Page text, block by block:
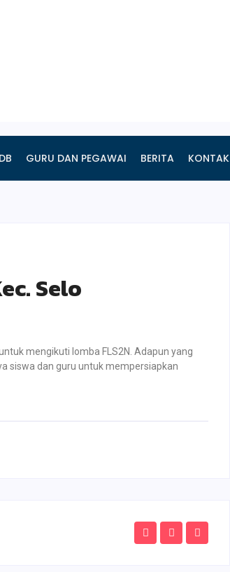
GURU DAN PEGAWAI BERITA KONTAK
Selo
mengikuti lomba FLS2N. Adapun yang
siswa dan guru untuk mempersiapkan